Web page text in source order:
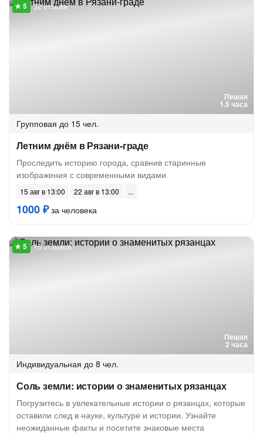
Пешая
1.5 часа
32 отзыва
Групповая до 15 чел.
Летним днём в Рязани-граде
Проследить историю города, сравнив старинные
изображения с современными видами
15 авг в 13:00 22 авг в 13:00
1000 ₽за человека
Пешая
2 часа
15 отзывов
Индивидуальная до 8 чел.
Соль земли: истории о знаменитых рязанцах
Погрузитесь в увлекательные истории о рязанцах, которые
оставили след в науке, культуре и истории. Узнайте
неожиданные факты и посетите знаковые места